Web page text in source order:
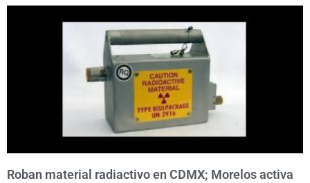
Roban material radiactivo en CDMX; Morelos activa